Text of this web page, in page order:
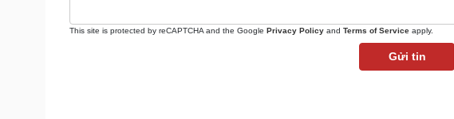
This site is protected by reCAPTCHA and the Google Privacy Policy and Terms of Service apply.
Gửi tin